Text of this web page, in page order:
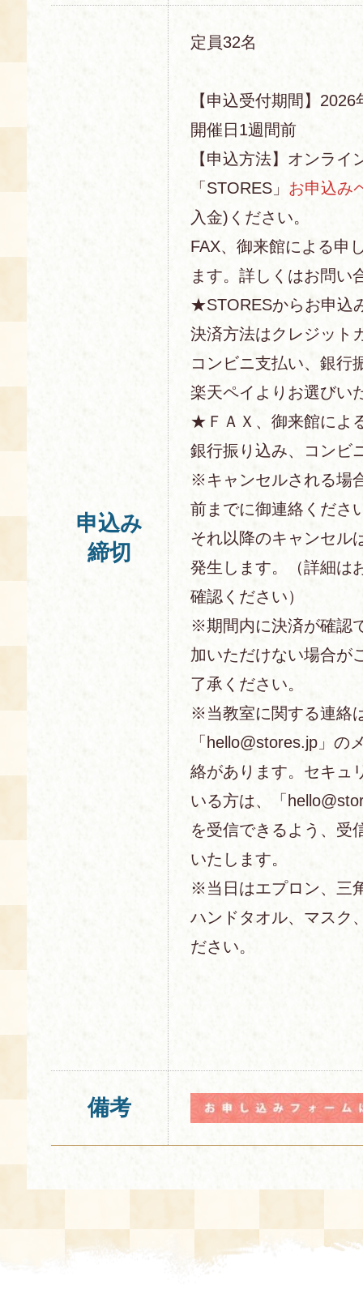
申込み
締切
定員32名
【申込受付期間】
開催日1週間前
【申込方法】オンライ
「STORES」 お申込み
入金)ください。
FAX、御来館による申
ます。詳しくはお問い
★STORESからお申込
決済方法はクレジット
コンビニ支払い、銀行
楽天ペイよりお選びい
★ＦＡＸ、御来館によ
銀行振り込み、コンビ
※キャンセルされる場
前までに御連絡くださ
それ以降のキャンセル
発生します。（詳細は
確認ください）
※期間内に決済が確認
加いただけない場合が
了承ください。
※当教室に関する連絡
「hello@stores.jp」の
絡があります。セキュ
いる方は、「
を受信できるよう、受
いたします。
※当日はエプロン、三
ハンドタオル、マスク
ださい。
備考